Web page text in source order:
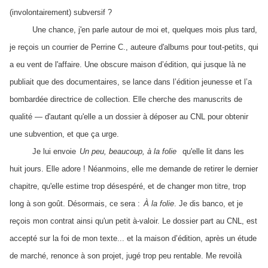
(involontairement) subversif ?
Une chance, j'en parle autour de moi et, quelques mois plus tard,
je reçois un courrier de Perrine C., auteure d'albums pour tout-petits, qui
a eu vent de l'affaire. Une obscure maison d’édition, qui jusque là ne
publiait que des documentaires, se lance dans l’édition jeunesse et l’a
bombardée directrice de collection. Elle cherche des manuscrits de
qualité — d'autant qu'elle a un dossier à déposer au CNL pour obtenir
une subvention, et que ça urge.
Je lui envoie Un peu, beaucoup, à la folie
qu'elle lit dans les
huit jours. Elle adore ! Néanmoins, elle me demande de retirer le dernier
chapitre, qu'elle estime trop désespéré, et de changer mon titre, trop
long à son goût. Désormais, ce sera : À la folie. Je dis banco, et je
reçois mon contrat ainsi qu'un petit à-valoir. Le dossier part au CNL, est
accepté sur la foi de mon texte... et la maison d’édition, après un étude
de marché, renonce à son projet, jugé trop peu rentable. Me revoilà